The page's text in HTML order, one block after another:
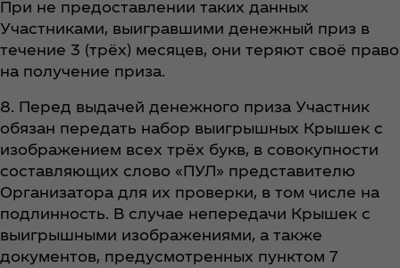
При не предоставлении таких данных
Участниками, выигравшими денежный приз в
течение 3 (трёх) месяцев, они теряют своё право
на получение приза.
8. Перед выдачей денежного приза Участник
обязан передать набор выигрышных Крышек с
изображением всех трёх букв, в совокупности
составляющих слово «ПУЛ» представителю
Организатора для их проверки, в том числе на
подлинность. В случае непередачи Крышек с
выигрышными изображениями, а также
документов, предусмотренных пунктом 7